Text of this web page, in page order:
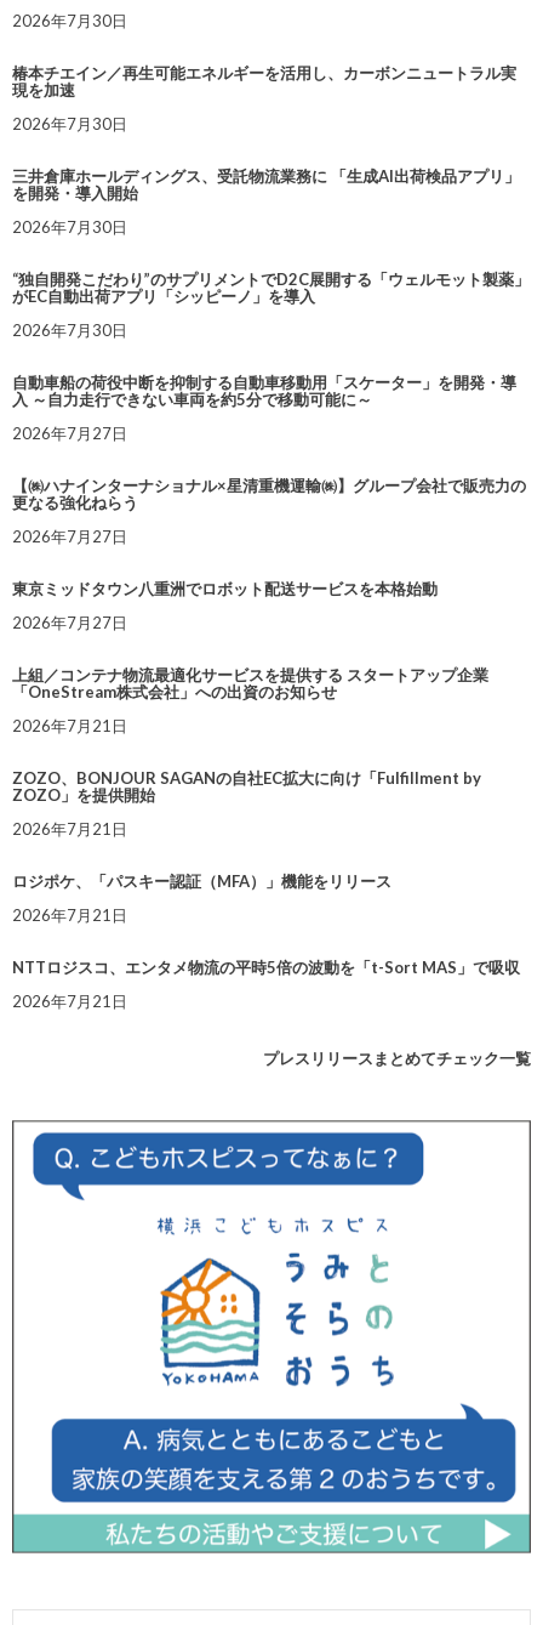
2026年7月30日
椿本チエイン／再生可能エネルギーを活用し、カーボンニュートラル実
現を加速
2026年7月30日
三井倉庫ホールディングス、受託物流業務に 「生成AI出荷検品アプリ」
を開発・導入開始
2026年7月30日
“独自開発こだわり”のサプリメントでD2C展開する「ウェルモット製薬」
がEC自動出荷アプリ「シッピーノ」を導入
2026年7月30日
自動車船の荷役中断を抑制する自動車移動用「スケーター」を開発・導
入 ～自力走行できない車両を約5分で移動可能に～
2026年7月27日
【㈱ハナインターナショナル×星清重機運輸㈱】グループ会社で販売力の
更なる強化ねらう
2026年7月27日
東京ミッドタウン八重洲でロボット配送サービスを本格始動
2026年7月27日
上組／コンテナ物流最適化サービスを提供する スタートアップ企業
「OneStream株式会社」への出資のお知らせ
2026年7月21日
ZOZO、BONJOUR SAGANの自社EC拡大に向け「Fulfillment by
ZOZO」を提供開始
2026年7月21日
ロジポケ、「パスキー認証（MFA）」機能をリリース
2026年7月21日
NTTロジスコ、エンタメ物流の平時5倍の波動を「t-Sort MAS」で吸収
2026年7月21日
プレスリリースまとめてチェック一覧